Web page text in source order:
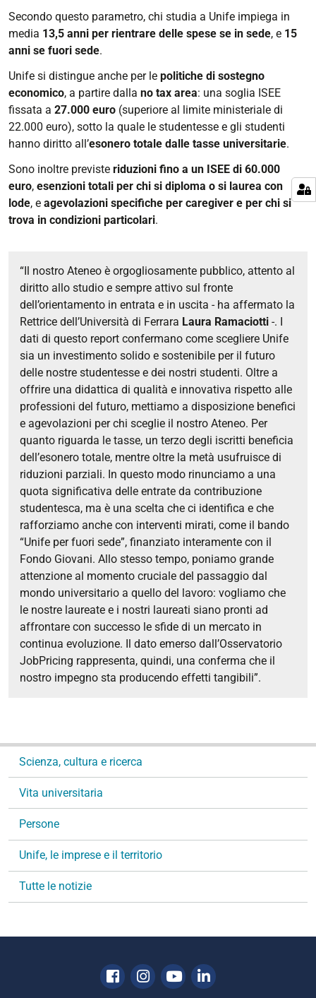
Secondo questo parametro, chi studia a Unife impiega in
media 13,5 anni per rientrare delle spese se in sede, e 15
anni se fuori sede.
Unife si distingue anche per le politiche di sostegno
economico, a partire dalla no tax area: una soglia ISEE
fissata a 27.000 euro (superiore al limite ministeriale di
22.000 euro), sotto la quale le studentesse e gli studenti
hanno diritto all’esonero totale dalle tasse universitarie.
Sono inoltre previste riduzioni fino a un ISEE di 60.000
euro, esenzioni totali per chi si diploma o si laurea con
lode, e agevolazioni specifiche per caregiver e per chi si
trova in condizioni particolari.
“Il nostro Ateneo è orgogliosamente pubblico, attento al
diritto allo studio e sempre attivo sul fronte
dell’orientamento in entrata e in uscita - ha affermato la
Rettrice dell’Università di Ferrara Laura Ramaciotti -. I
dati di questo report confermano come scegliere Unife
sia un investimento solido e sostenibile per il futuro
delle nostre studentesse e dei nostri studenti. Oltre a
offrire una didattica di qualità e innovativa rispetto alle
professioni del futuro, mettiamo a disposizione benefici
e agevolazioni per chi sceglie il nostro Ateneo. Per
quanto riguarda le tasse, un terzo degli iscritti beneficia
dell’esonero totale, mentre oltre la metà usufruisce di
riduzioni parziali. In questo modo rinunciamo a una
quota significativa delle entrate da contribuzione
studentesca, ma è una scelta che ci identifica e che
rafforziamo anche con interventi mirati, come il bando
“Unife per fuori sede”, finanziato interamente con il
Fondo Giovani. Allo stesso tempo, poniamo grande
attenzione al momento cruciale del passaggio dal
mondo universitario a quello del lavoro: vogliamo che
le nostre laureate e i nostri laureati siano pronti ad
affrontare con successo le sfide di un mercato in
continua evoluzione. Il dato emerso dall’Osservatorio
JobPricing rappresenta, quindi, una conferma che il
nostro impegno sta producendo effetti tangibili”.
i
a
i
n
Scienza, cultura e ricerca
Vita universitaria
Persone
Unife, le imprese e il territorio
Tutte le notizie
Facebook
Instagram
YoutubeLinkedin